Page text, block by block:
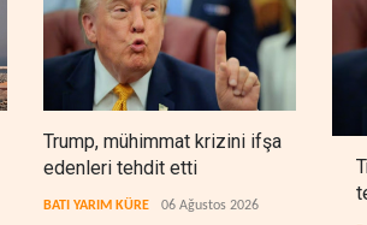
Trump, mühimmat krizini ifşa
edenleri tehdit etti
BATI YARIM KÜRE 06 Ağustos 2026